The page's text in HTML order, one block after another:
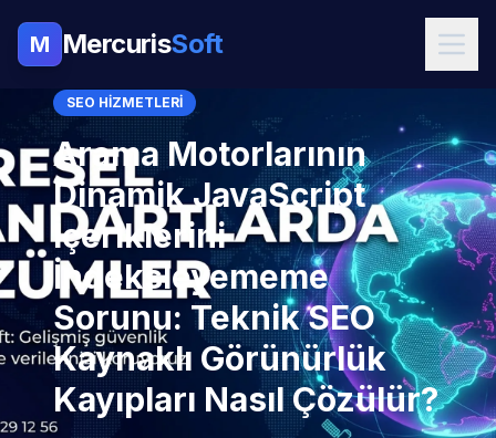
M MercurisSoft
SEO HIZMETLERI
Arama Motorlarının
Dinamik JavaScript
İçeriklerini
İndeksleyememe
Sorunu: Teknik SEO
Kaynaklı Görünürlük
Kayıpları Nasıl Çözülür?